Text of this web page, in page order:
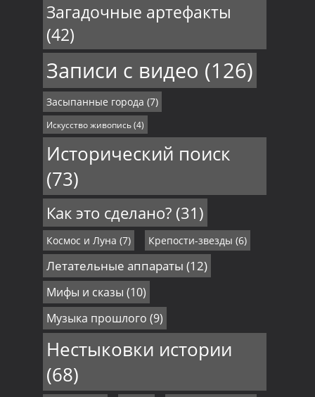
Загадочные артефакты
(42)
Записи с видео (126)
Засыпанные города (7)
Искусство живопись(4)
Исторический поиск
(73)
Как это сделано?(31)
Космос и Луна (7) Крепости-звезды (6)
Летательные аппараты (12)
Мифы и сказы (10)
Музыка прошлого (9)
Нестыковки истории
(68)